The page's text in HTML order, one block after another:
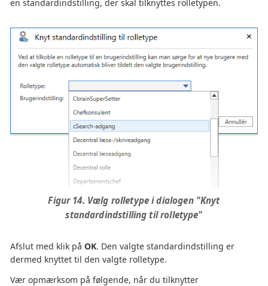
en standardindstilling, der skal tilknyttes rolletypen.
Figur 14. Vælg rolletype i dialogen "Knyt
standardindstilling til rolletype"
Afslut med klik på OK. Den valgte standardindstilling er
dermed knyttet til den valgte rolletype.
Vær opmærksom på følgende, når du tilknytter